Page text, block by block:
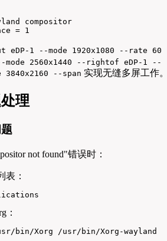
compositor
= 1
eDP-1 --mode 1920x1080 --rate 60
mode 2560x1440 --rightof eDP-1 --
3840x2160 --span 实现无缝多屏工作
理
not found"错误时：
表：
：
bin/Xorg /usr/bin/Xorg-wayland